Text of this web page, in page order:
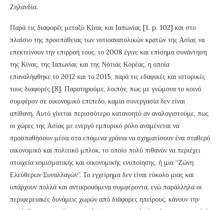
Ζηλανδία.
Παρά τις διαφορές μεταξύ Κίνας και Ιαπωνίας [1, p. 102] και στο
πλαίσιο της προσπάθειας των νοτιοανατολικών κρατών της Ασίας να
επεκτείνουν την επιρροή τους, το 2008 έγινε και επίσημα συνάντηση
της Κίνας, της Ιαπωνίας και της Νότιας Κορέας, η οποία
επαναλήφθηκε το 2012 και το 2015, παρά τις εδαφικές και ιστορικές
τους διαφορές [8]. Παρατηρούμε, λοιπόν, πως με γνώμονα το κοινό
συμφέρον σε οικονομικό επίπεδο, καμία συνεργασία δεν είναι
απίθανη. Αυτό γίνεται περισσότερο κατανοητό αν αναλογιστούμε, πως
οι χώρες της Ασίας με ενεργό εμπορικό ρόλο αναμένεται να
προσπαθήσουν μέσα στα επόμενα χρόνια να σχηματίσουν ένα σταθερό
οικονομικό και πολιτικό μπλοκ, το οποίο πολύ πιθανόν να περιέχει
στοιχεία νομισματικής και οικονομικής ενοποίησης, ή μια “Ζώνη
Ελεύθερων Συναλλαγών”. Το εγχείρημα δεν είναι εύκολο μιας και
υπάρχουν πολλά και αντικρουόμενα συμφέροντα, ενώ παράλληλα οι
περιφερειακές δυνάμεις χωρών από διάφορες ηπείρους, κάνουν την